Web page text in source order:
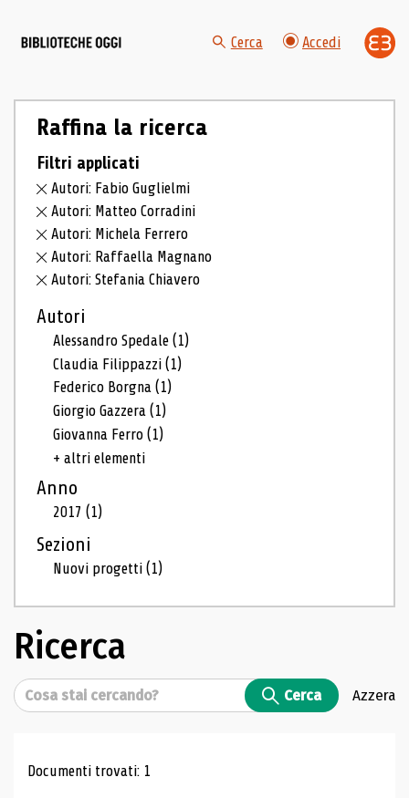
Cerca Accedi
Raffina la ricerca
Filtri applicati
Autori: Fabio Guglielmi
Autori: Matteo Corradini
Autori: Michela Ferrero
Autori: Raffaella Magnano
Autori: Stefania Chiavero
Autori
Alessandro Spedale(1)
Claudia Filippazzi(1)
Federico Borgna(1)
Giorgio Gazzera(1)
Giovanna Ferro(1)
+ altri elementi
Anno
2017(1)
Sezioni
Nuovi progetti(1)
Ricerca
Cerca Cerca Azzera
Risultati di ricerca
Documenti trovati: 1